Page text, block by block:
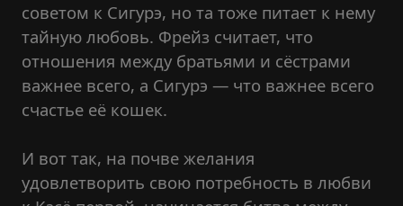
советом к Сигурэ, но та тоже питает к нему
тайную любовь. Фрейз считает, что
отношения между братьями и сёстрами
важнее всего, а Сигурэ — что важнее всего
счастье её кошек.
И вот так, на почве желания
удовлетворить свою потребность в любви